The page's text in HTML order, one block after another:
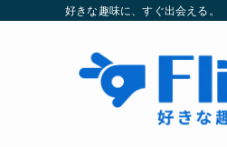
好きな趣味に、すぐ出会える。